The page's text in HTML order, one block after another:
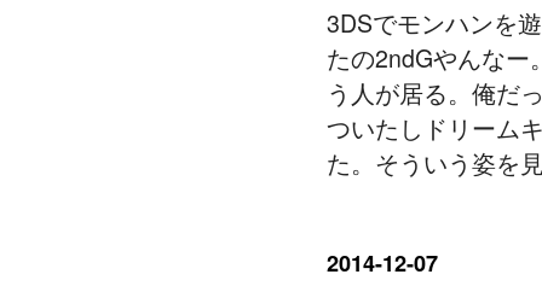
3DSでモンハンを
たの2ndGやんな
う人が居る。俺だ
ついたしドリーム
た。そういう姿を
2014-12-07